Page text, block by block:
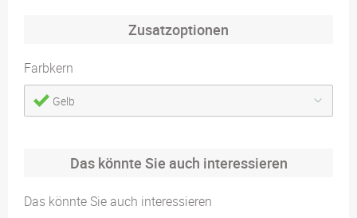
Zusatzoptionen
Farbkern
Gelb
Das könnte Sie auch interessieren
Das könnte Sie auch interessieren